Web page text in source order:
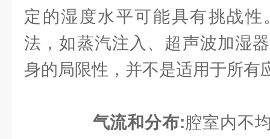
定的湿度水平可能具有挑战
法，如蒸汽注入、超声波加湿
身的局限性，并不是适用于所有
气流和分布:腔室内不